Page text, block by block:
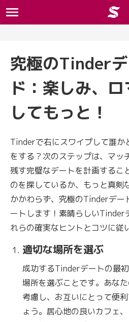
究極のTinder
ド：楽しみ、
してもっと！
Tinderで右にスワイプして誰か
をする？次のステップは、マッ
残す完璧なデートを計画するこ
のを探しているか、もっと真剣
かかわらず、究極のTinderデー
ートします！素晴らしいTinder
れらの確実なヒントとコツに従
適切な場所を選ぶ
成功するTinderデートの最
場所を選ぶことです。あな
考慮し、お互いにとって便
ょう。居心地の良いカフェ